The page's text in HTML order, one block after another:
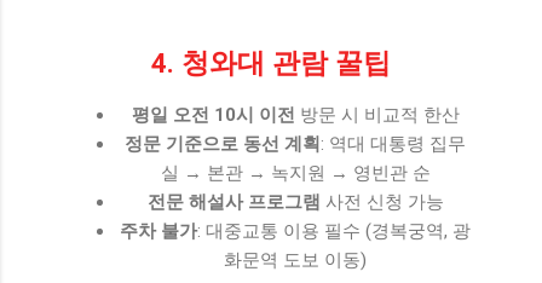
4. 청와대 관람 꿀팁
평일 오전 10시 이전 방문 시 비교적 한산
정문 기준으로 동선 계획 : 역대 대통령 집무
실 → 본관 → 녹지원 → 영빈관 순
전문 해설사 프로그램 사전 신청 가능
주차 불가: 대중교통 이용 필수 (경복궁역, 광
화문역 도보 이동)